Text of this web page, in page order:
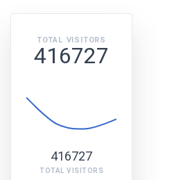
TOTAL VISITORS
416727
416727
TOTAL VISITORS